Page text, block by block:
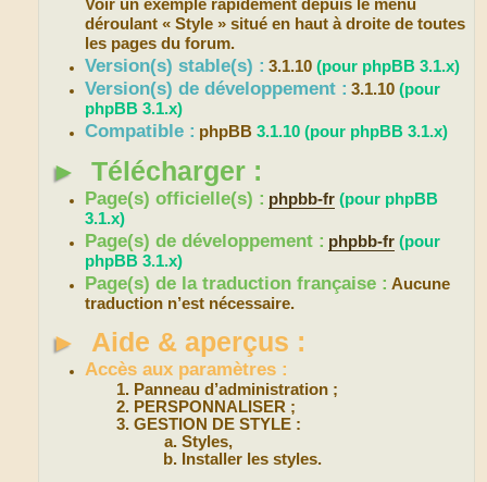
Voir un exemple rapidement depuis le menu
déroulant « Style » situé en haut à droite de toutes
les pages du forum.
Version(s) stable(s) : 3.1.10(pour phpBB 3.1.x)
Version(s) de développement : 3.1.10(pour
phpBB 3.1.x)
Compatible : phpBB3.1.10 (pour phpBB 3.1.x)
► Télécharger :
Page(s) officielle(s) : phpbb-fr (pour phpBB
3.1.x)
Page(s) de développement : phpbb-fr (pour
phpBB 3.1.x)
Page(s) de la traduction française : Aucune
traduction n’est nécessaire.
► Aide & aperçus :
Accès aux paramètres :
Panneau d’administration ;
PERSPONNALISER ;
GESTION DE STYLE :
Styles,
Installer les styles.